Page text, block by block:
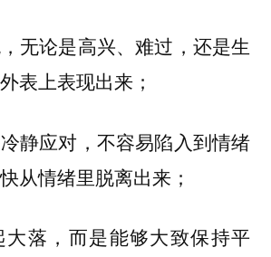
无论是高兴、难过，还是生
表上表现出来；
静应对，不容易陷入到情绪
从情绪里脱离出来；
落，而是能够大致保持平